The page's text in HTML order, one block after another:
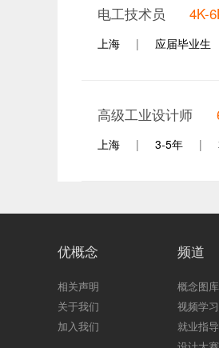
电工技术员 4K-
上海
| 应届毕业生
高级工业设计师
上海
| 3-5年 |
优概念
相关声明
关于我们
加入我们
频道
概念图库
视频学习
就业指导